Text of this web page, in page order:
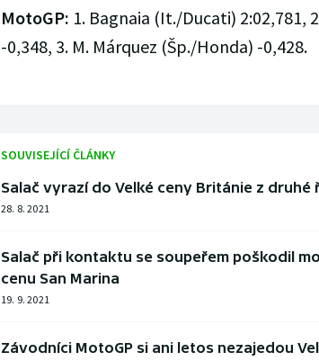
MotoGP: 1. Bagnaia (It./Ducati) 2:02,781,
-0,348, 3. M. Márquez (Šp./Honda) -0,428.
SOUVISEJÍCÍ ČLÁNKY
Salač vyrazí do Velké ceny Británie z druhé
28. 8. 2021
Salač při kontaktu se soupeřem poškodil
cenu San Marina
19. 9. 2021
Závodníci MotoGP si ani letos nezajedou